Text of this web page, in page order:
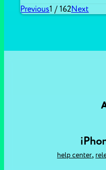
Previous1 / 162Next
help center,